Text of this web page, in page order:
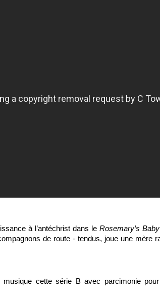
à l’antéchrist dans le Rosemary’s Baby
de route - tendus, joue une mère
cette série B avec parcimonie